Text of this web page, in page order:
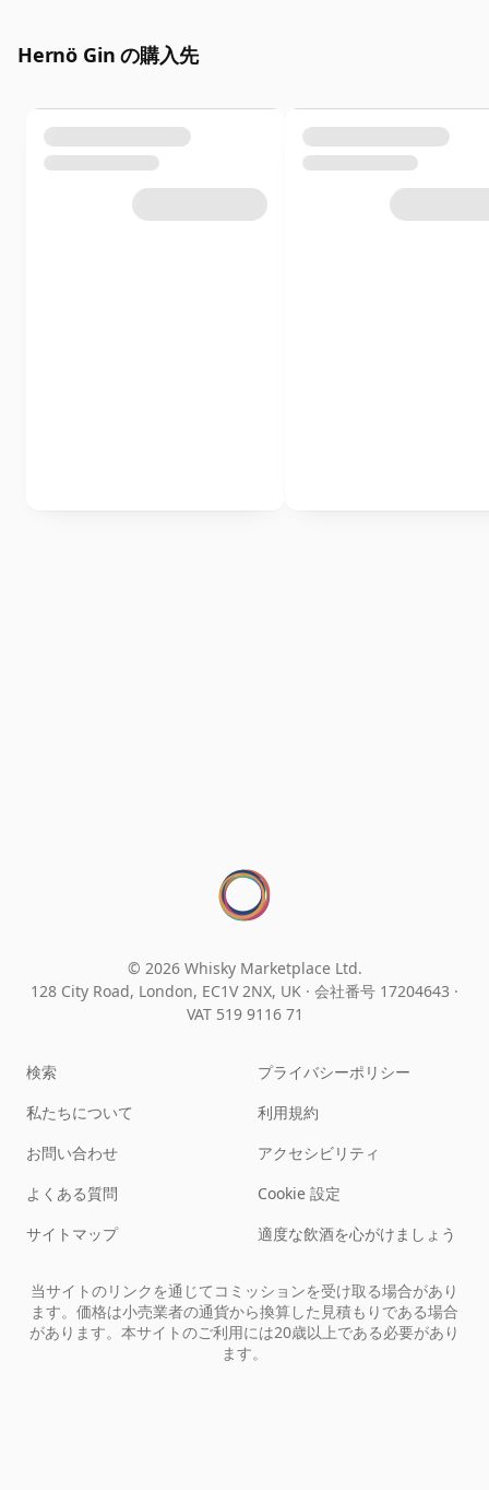
Hernö Gin の購入先
© 2026 Whisky Marketplace Ltd.
128 City Road, London, EC1V 2NX, UK · 会社番号 17204643 ·
VAT 519 9116 71
検索
私たちについて
お問い合わせ
よくある質問
サイトマップ
プライバシーポリシー
利用規約
アクセシビリティ
Cookie 設定
適度な飲酒を心がけましょう
当サイトのリンクを通じてコミッションを受け取る場合があり
ます。価格は小売業者の通貨から換算した見積もりである場合
があります。本サイトのご利用には20歳以上である必要があり
ます。